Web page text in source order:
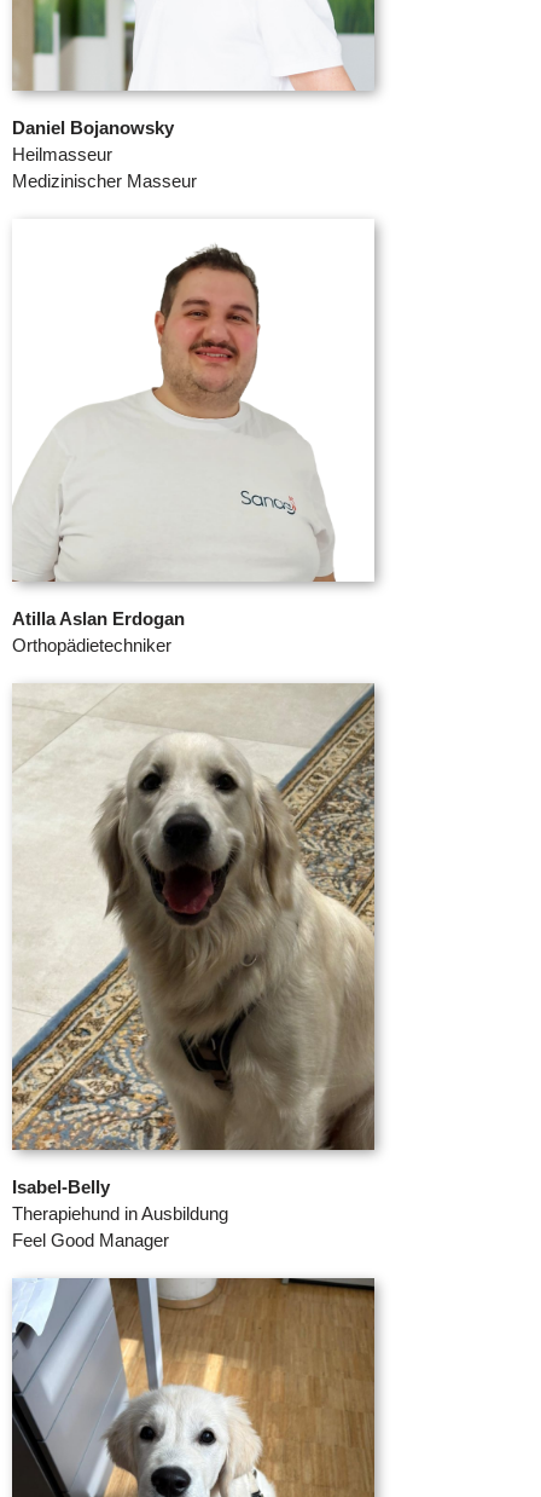
Daniel Bojanowsky
Heilmasseur
Medizinischer Masseur
Atilla Aslan Erdogan
Orthopädietechniker
Isabel-Belly
Therapiehund in Ausbildung
Feel Good Manager